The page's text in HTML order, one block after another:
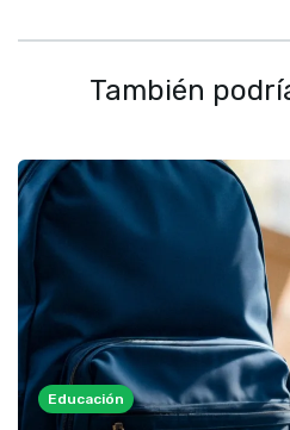
También
Educación